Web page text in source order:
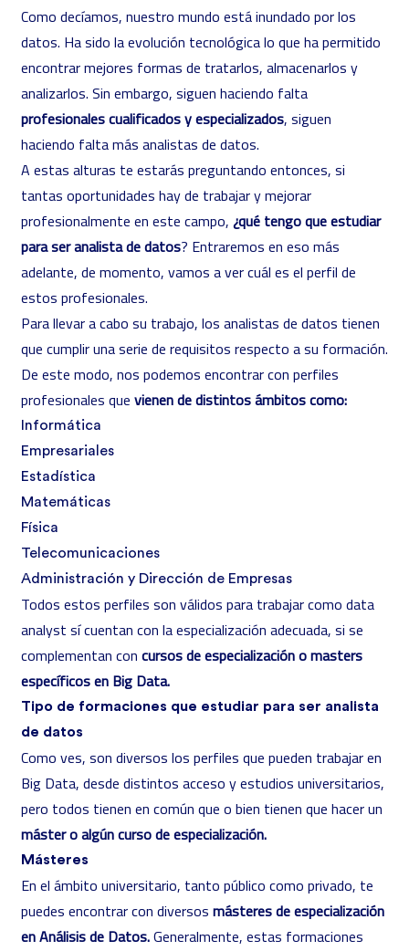
Como decíamos, nuestro mundo está inundado por los
datos. Ha sido la evolución tecnológica lo que ha permitido
encontrar mejores formas de tratarlos, almacenarlos y
analizarlos. Sin embargo, siguen haciendo falta
profesionales cualificados y especializados, siguen
haciendo falta más analistas de datos.
A estas alturas te estarás preguntando entonces, si
tantas oportunidades hay de trabajar y mejorar
profesionalmente en este campo, ¿qué tengo que estudiar
para ser analista de datos? Entraremos en eso más
adelante, de momento, vamos a ver cuál es el perfil de
estos profesionales.
Para llevar a cabo su trabajo, los analistas de datos tienen
que cumplir una serie de requisitos respecto a su formación.
De este modo, nos podemos encontrar con perfiles
profesionales que vienen de distintos ámbitos como:
Informática
Empresariales
Estadística
Matemáticas
Física
Telecomunicaciones
Administración y Dirección de Empresas
Todos estos perfiles son válidos para trabajar como data
analyst sí cuentan con la especialización adecuada, si se
complementan con cursos de especialización o masters
específicos en Big Data.
Tipo de formaciones que estudiar para ser analista
de datos
Como ves, son diversos los perfiles que pueden trabajar en
Big Data, desde distintos acceso y estudios universitarios,
pero todos tienen en común que o bien tienen que hacer un
máster o algún curso de especialización.
Másteres
En el ámbito universitario, tanto público como privado, te
puedes encontrar con diversos másteres de especialización
en Análisis de Datos.Generalmente, estas formaciones